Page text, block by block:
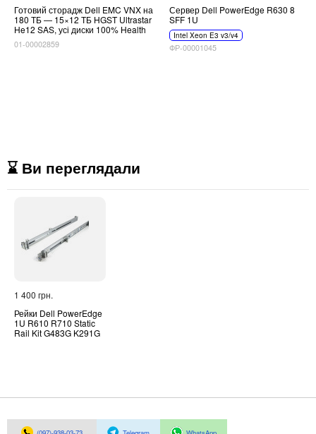
Готовий сторадж Dell EMC VNX на
180 ТБ — 15×12 ТБ HGST Ultrastar
He12 SAS, усі диски 100% Health
01-00002859
Сервер Dell PowerEdge R630 8
SFF 1U
Intel Xeon E3 v3/v4
ФР-00001045
⌛ Ви переглядали
1 400 грн.
Рейки Dell PowerEdge
1U R610 R710 Static
Rail Kit G483G K291G